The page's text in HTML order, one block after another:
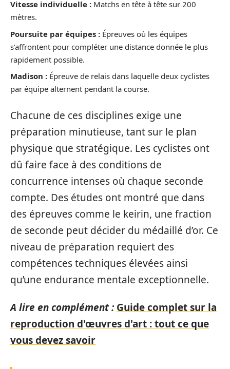
Vitesse individuelle : Matchs en tête à tête sur 200
mètres.
Poursuite par équipes : Épreuves où les équipes
s’affrontent pour compléter une distance donnée le plus
rapidement possible.
Madison : Épreuve de relais dans laquelle deux cyclistes
par équipe alternent pendant la course.
Chacune de ces disciplines exige une
préparation minutieuse, tant sur le plan
physique que stratégique. Les cyclistes ont
dû faire face à des conditions de
concurrence intenses où chaque seconde
compte. Des études ont montré que dans
des épreuves comme le keirin, une fraction
de seconde peut décider du médaillé d’or. Ce
niveau de préparation requiert des
compétences techniques élevées ainsi
qu’une endurance mentale exceptionnelle.
A lire en complément : Guide complet sur la
reproduction d'œuvres d'art : tout ce que
vous devez savoir